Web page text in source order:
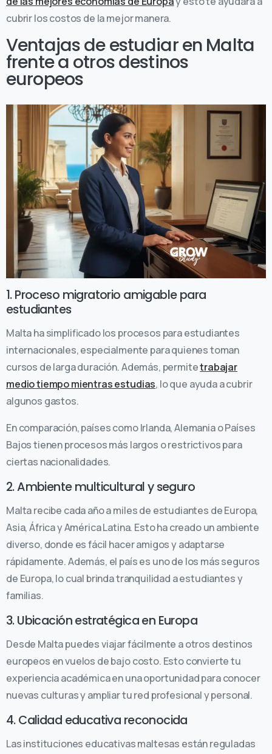
cubrir los costos de la mejor manera.
Ventajas de estudiar en Malta
frente a otros destinos
europeos
1. Proceso migratorio amigable para
estudiantes
Malta ha simplificado los procesos para estudiantes
internacionales, especialmente para quienes toman
cursos de larga duración. Además, permitetrabajar
medio tiempo mientras estudias, lo que ayuda a cubrir
algunos gastos.
En comparación, países como Irlanda, Alemania o Países
Bajos tienen procesos más largos o restrictivos para
ciertas nacionalidades.
2. Ambiente multicultural y seguro
Malta recibe cada año a miles de estudiantes de Europa,
Asia, África y América Latina. Esto ha creado un ambiente
diverso, donde es fácil hacer amigos y adaptarse
rápidamente. Además, el país es uno de los más seguros
de Europa, lo cual brinda tranquilidad a estudiantes y
familias.
3. Ubicación estratégica en Europa
Desde Malta puedes viajar fácilmente a otros destinos
europeos en vuelos de bajo costo. Esto convierte tu
experiencia académica en una oportunidad para conocer
nuevas culturas y ampliar tu red profesional y personal.
4. Calidad educativa reconocida
Las instituciones educativas maltesas están reguladas